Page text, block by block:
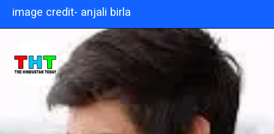
image credit- anjali birla